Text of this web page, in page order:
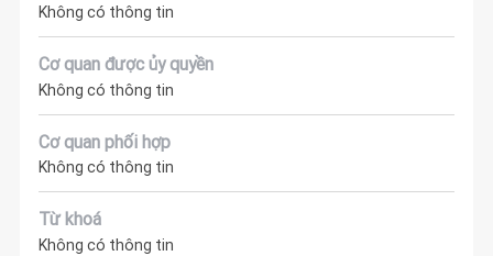
Không có thông tin
Cơ quan được ủy quyền
Không có thông tin
Cơ quan phối hợp
Không có thông tin
Từ khoá
Không có thông tin